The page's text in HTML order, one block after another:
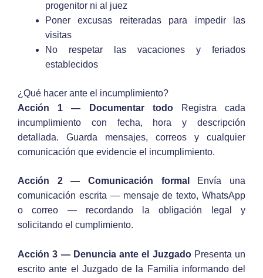
progenitor ni al juez
Poner excusas reiteradas para impedir las
visitas
No respetar las vacaciones y feriados
establecidos
¿Qué hacer ante el incumplimiento?
Acción 1 — Documentar todoRegistra cada
incumplimiento con fecha, hora y descripción
detallada. Guarda mensajes, correos y cualquier
comunicación que evidencie el incumplimiento.
Acción 2 — Comunicación formal
Envía una
comunicación escrita — mensaje de texto, WhatsApp
o correo — recordando la obligación legal y
solicitando el cumplimiento.
Acción 3 — Denuncia ante el JuzgadoPresenta un
escrito ante el Juzgado de la Familia informando del